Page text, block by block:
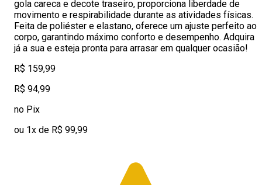
gola careca e decote traseiro, proporciona liberdade de
movimento e respirabilidade durante as atividades físicas.
Feita de poliéster e elastano, oferece um ajuste perfeito ao
corpo, garantindo máximo conforto e desempenho. Adquira
já a sua e esteja pronta para arrasar em qualquer ocasião!
R$ 159,99
R$ 94,99
no Pix
ou 1x de R$ 99,99